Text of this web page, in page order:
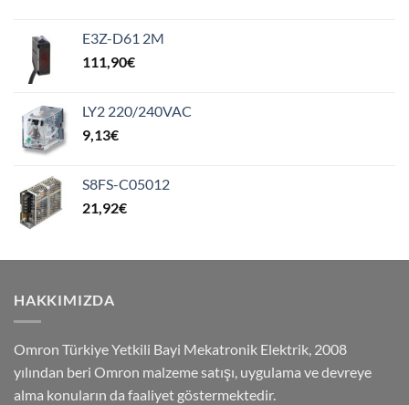
E3Z-D61 2M
111,90€
LY2 220/240VAC
9,13€
S8FS-C05012
21,92€
HAKKIMIZDA
Omron Türkiye Yetkili Bayi Mekatronik Elektrik, 2008
yılından beri Omron malzeme satışı, uygulama ve devreye
alma konuların da faaliyet göstermektedir.